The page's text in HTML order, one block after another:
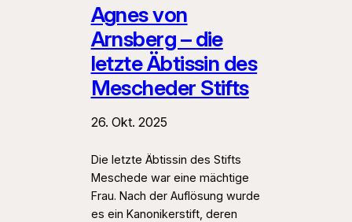
Agnes von
Arnsberg – die
letzte Äbtissin des
Mescheder Stifts
26. Okt. 2025
Die letzte Äbtissin des Stifts
Meschede war eine mächtige
Frau. Nach der Auflösung wurde
es ein Kanonikerstift, deren